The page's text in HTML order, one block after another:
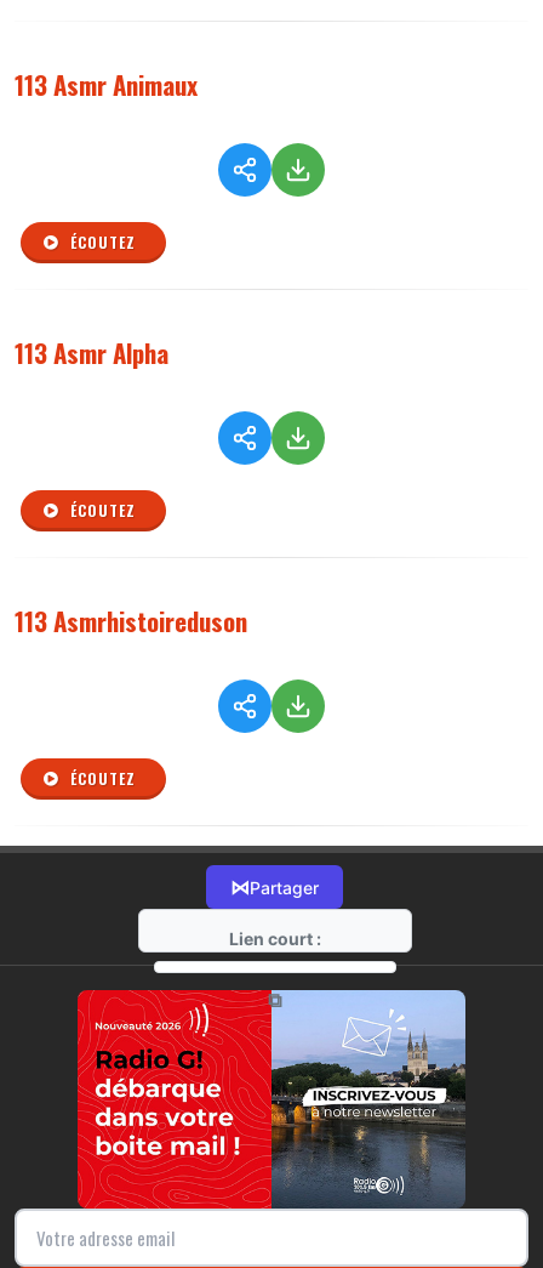
113 Asmr Animaux
ÉCOUTEZ
113 Asmr Alpha
ÉCOUTEZ
113 Asmrhistoireduson
ÉCOUTEZ
⋈Partager
Lien court :
https://radio-g.fr?r493
⧉